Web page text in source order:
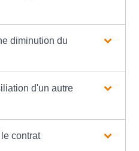
diminution du
d'un autre
contrat